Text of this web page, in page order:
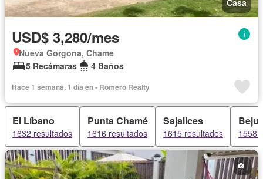
USD$ 3,280/mes
Nueva Gorgona, Chame
5 Recámaras
4 Baños
Hace 1 semana, 1 día en - Romero Realty
El Líbano
1632 resultados
Punta Chamé
1616 resultados
Sajalices
1615 resultados 1558